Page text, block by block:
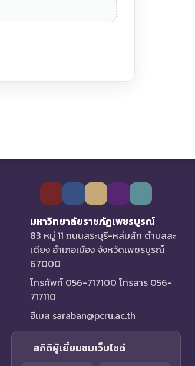
มหาวิทยาลัยราชภัฏเพชรบูรณ์
83 หมู่ 11 ถนนสระบุรี-หล่มสัก ตำบลสะ
เดียง อำเภอเมือง จังหวัดเพชรบูรณ์
67000
โทรศัพท์ 056-717100 โทรสาร 056-
717110
อีเมล saraban@pcru.ac.th
สถิติผู้เยี่ยมชมเว็บไซต์